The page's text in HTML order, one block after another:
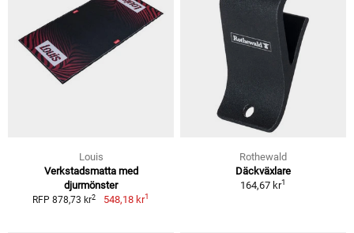
Louis
Verkstadsmatta med
djurmönster
RFP 878,73 kr2 548,18 kr1
Rothewald
Däckväxlare
164,67 kr1